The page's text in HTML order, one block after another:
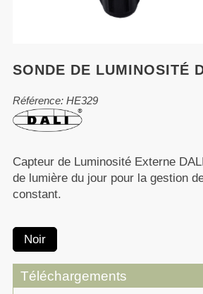
SONDE DE LUMINOSITÉ
Référence: HE329
Capteur de Luminosité Externe
de lumière du jour pour la gestion
constant.
Noir
Téléchargements